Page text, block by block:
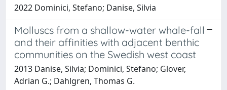
2022 Dominici, Stefano; Danise, Silvia
Molluscs from a shallow-water whale-fall
and their affinities with adjacent benthic
communities on the Swedish west coast
2013 Danise, Silvia; Dominici, Stefano; Glover,
Adrian G.; Dahlgren, Thomas G.